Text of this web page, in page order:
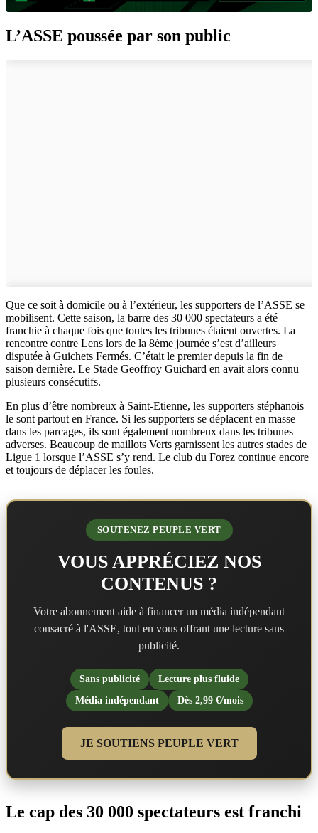
L’ASSE poussée par son public
Que ce soit à domicile ou à l’extérieur, les supporters de l’ASSE se
mobilisent. Cette saison, la barre des 30 000 spectateurs a été
franchie à chaque fois que toutes les tribunes étaient ouvertes. La
rencontre contre Lens lors de la 8ème journée s’est d’ailleurs
disputée à Guichets Fermés. C’était le premier depuis la fin de
saison dernière. Le Stade Geoffroy Guichard en avait alors connu
plusieurs consécutifs.
En plus d’être nombreux à Saint-Etienne, les supporters stéphanois
le sont partout en France. Si les supporters se déplacent en masse
dans les parcages, ils sont également nombreux dans les tribunes
adverses. Beaucoup de maillots Verts garnissent les autres stades de
Ligue 1 lorsque l’ASSE s’y rend. Le club du Forez continue encore
et toujours de déplacer les foules.
SOUTENEZ PEUPLE VERT
VOUS APPRÉCIEZ NOS
CONTENUS ?
Votre abonnement aide à financer un média indépendant
consacré à l'ASSE, tout en vous offrant une lecture sans
publicité.
Sans publicité
Lecture plus fluide
Média indépendant
Dès 2,99 €/mois
JE SOUTIENS PEUPLE VERT
Le cap des 30 000 spectateurs est franchi